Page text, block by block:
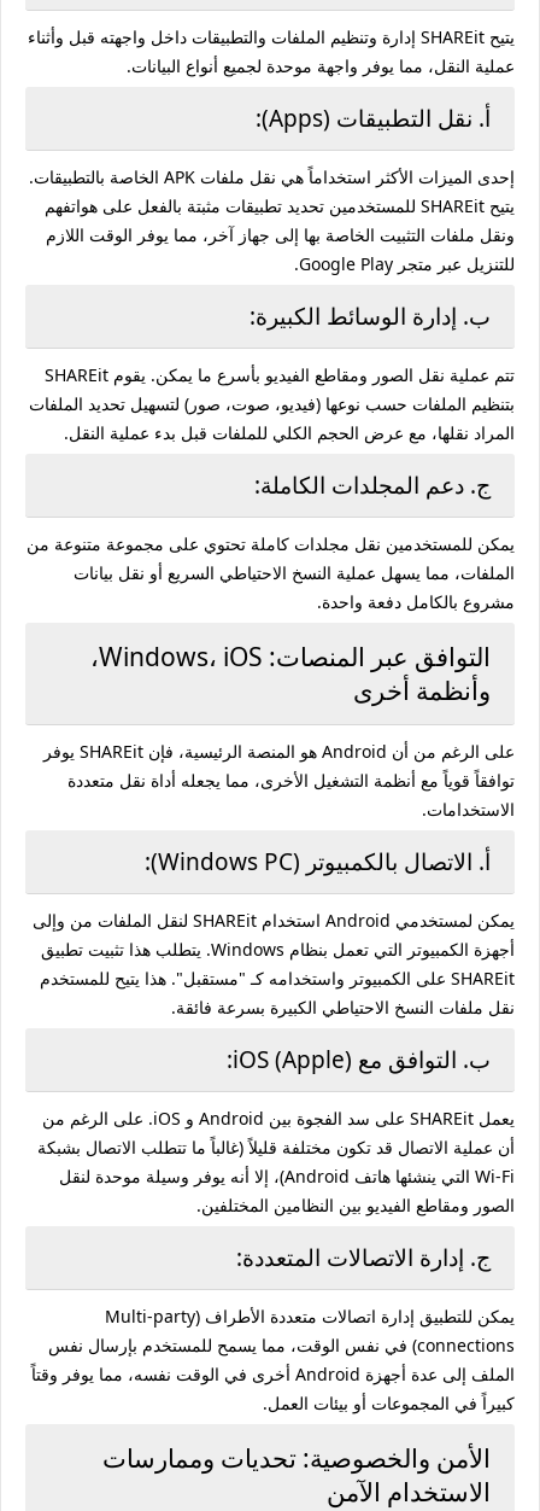
يتيح SHAREit إدارة وتنظيم الملفات والتطبيقات داخل واجهته قبل وأثناء
عملية النقل، مما يوفر واجهة موحدة لجميع أنواع البيانات.
أ. نقل التطبيقات (Apps):
إحدى الميزات الأكثر استخداماً هي نقل ملفات APK الخاصة بالتطبيقات.
يتيح SHAREit للمستخدمين تحديد تطبيقات مثبتة بالفعل على هواتفهم
ونقل ملفات التثبيت الخاصة بها إلى جهاز آخر، مما يوفر الوقت اللازم
للتنزيل عبر متجر Google Play.
ب. إدارة الوسائط الكبيرة:
تتم عملية نقل الصور ومقاطع الفيديو بأسرع ما يمكن. يقوم SHAREit
بتنظيم الملفات حسب نوعها (فيديو، صوت، صور) لتسهيل تحديد الملفات
المراد نقلها، مع عرض الحجم الكلي للملفات قبل بدء عملية النقل.
ج. دعم المجلدات الكاملة:
يمكن للمستخدمين نقل مجلدات كاملة تحتوي على مجموعة متنوعة من
الملفات، مما يسهل عملية النسخ الاحتياطي السريع أو نقل بيانات
مشروع بالكامل دفعة واحدة.
التوافق عبر المنصات: Windows، iOS،
وأنظمة أخرى
على الرغم من أن Android هو المنصة الرئيسية، فإن SHAREit يوفر
توافقاً قوياً مع أنظمة التشغيل الأخرى، مما يجعله أداة نقل متعددة
الاستخدامات.
أ. الاتصال بالكمبيوتر (Windows PC):
يمكن لمستخدمي Android استخدام SHAREit لنقل الملفات من وإلى
أجهزة الكمبيوتر التي تعمل بنظام Windows. يتطلب هذا تثبيت تطبيق
SHAREit على الكمبيوتر واستخدامه كـ "مستقبل". هذا يتيح للمستخدم
نقل ملفات النسخ الاحتياطي الكبيرة بسرعة فائقة.
ب. التوافق مع iOS (Apple):
يعمل SHAREit على سد الفجوة بين Android و iOS. على الرغم من
أن عملية الاتصال قد تكون مختلفة قليلاً (غالباً ما تتطلب الاتصال بشبكة
Wi-Fi التي ينشئها هاتف Android)، إلا أنه يوفر وسيلة موحدة لنقل
الصور ومقاطع الفيديو بين النظامين المختلفين.
ج. إدارة الاتصالات المتعددة:
يمكن للتطبيق إدارة اتصالات متعددة الأطراف (Multi-party
connections) في نفس الوقت، مما يسمح للمستخدم بإرسال نفس
الملف إلى عدة أجهزة Android أخرى في الوقت نفسه، مما يوفر وقتاً
كبيراً في المجموعات أو بيئات العمل.
الأمن والخصوصية: تحديات وممارسات
الاستخدام الآمن